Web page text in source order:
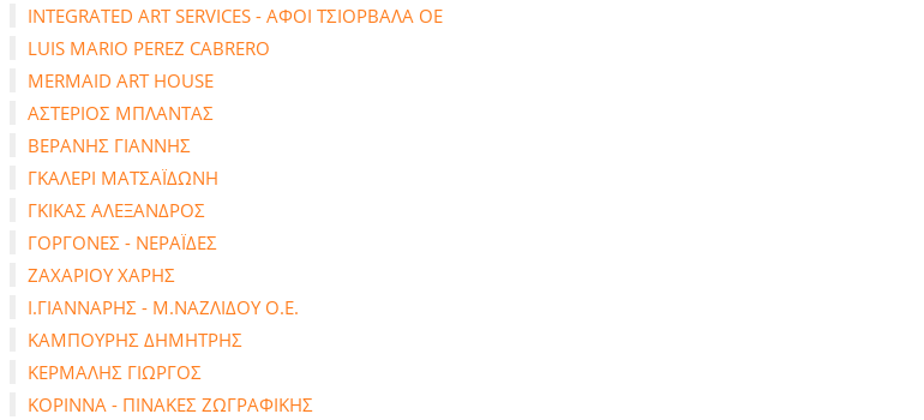
INTEGRATED ART SERVICES - ΑΦΟΙ ΤΣΙΟΡΒΑΛΑ ΟΕ
LUIS MARIO PEREZ CABRERO
MERMAID ART HOUSE
ΑΣΤΕΡΙΟΣ ΜΠΛΑΝΤΑΣ
ΒΕΡΑΝΗΣ ΓΙΑΝΝΗΣ
ΓΚΑΛΕΡΙ ΜΑΤΣΑΪΔΩΝΗ
ΓΚΙΚΑΣ ΑΛΕΞΑΝΔΡΟΣ
ΓΟΡΓΟΝΕΣ - ΝΕΡΑΪΔΕΣ
ΖΑΧΑΡΙΟΥ ΧΑΡΗΣ
Ι.ΓΙΑΝΝΑΡΗΣ - Μ.ΝΑΖΛΙΔΟΥ Ο.Ε.
ΚΑΜΠΟΥΡΗΣ ΔΗΜΗΤΡΗΣ
ΚΕΡΜΑΛΗΣ ΓΙΩΡΓΟΣ
ΚΟΡΙΝΝΑ - ΠΙΝΑΚΕΣ ΖΩΓΡΑΦΙΚΗΣ